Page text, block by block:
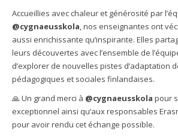
Accueillies avec chaleur et générosité par
@cygnaeusskola , nos enseignantes ont
aussi enrichissante qu’inspirante. Elles
leurs découvertes avec l’ensemble de
d’explorer de nouvelles pistes d’adaptation
pédagogiques et sociales finlandaises.
🙏 Un grand merci à @cygnaeusskola pour
exceptionnel ainsi qu’aux responsables
pour avoir rendu cet échange possible.